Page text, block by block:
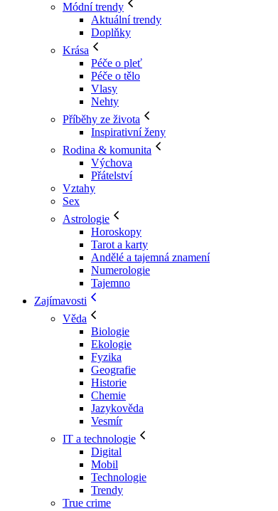
Módní trendy
Aktuální trendy
Doplňky
Krása
Péče o pleť
Péče o tělo
Vlasy
Nehty
Příběhy ze života
Inspirativní ženy
Rodina & komunita
Výchova
Přátelství
Vztahy
Sex
Astrologie
Horoskopy
Tarot a karty
Andělé a tajemná znamení
Numerologie
Tajemno
Zajímavosti
Věda
Biologie
Ekologie
Fyzika
Geografie
Historie
Chemie
Jazykověda
Vesmír
IT a technologie
Digital
Mobil
Technologie
Trendy
True crime